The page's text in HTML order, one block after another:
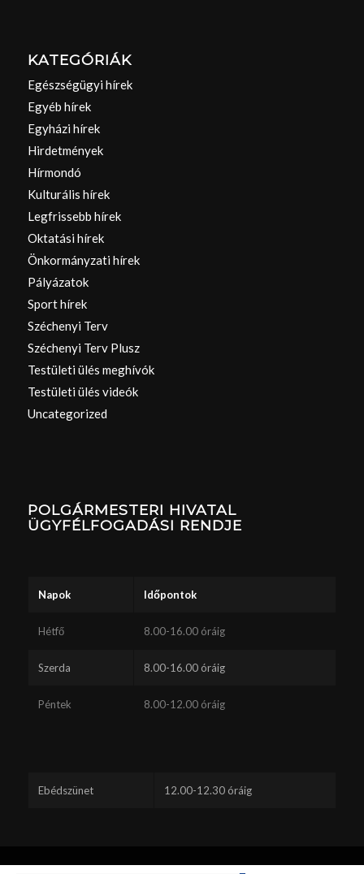
KATEGÓRIÁK
Egészségügyi hírek
Egyéb hírek
Egyházi hírek
Hirdetmények
Hírmondó
Kulturális hírek
Legfrissebb hírek
Oktatási hírek
Önkormányzati hírek
Pályázatok
Sport hírek
Széchenyi Terv
Széchenyi Terv Plusz
Testületi ülés meghívók
Testületi ülés videók
Uncategorized
POLGÁRMESTERI HIVATAL
ÜGYFÉLFOGADÁSI RENDJE
Napok Időpontok
Hétfő 8.00-16.00 óráig
Szerda 8.00-16.00 óráig
Péntek 8.00-12.00 óráig
Ebédszünet 12.00-12.30 óráig
Ez a webhely sütiket használ. A webhely böngészésének folytatásával